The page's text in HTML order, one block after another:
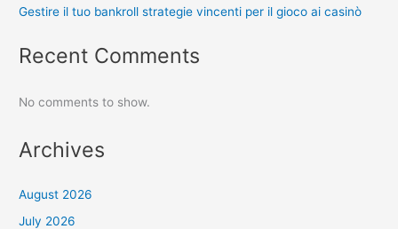
Gestire il tuo bankroll strategie vincenti per il gioco ai casinò
Recent Comments
No comments to show.
Archives
August 2026
July 2026